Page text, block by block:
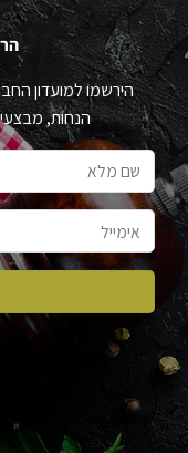
הירשמו למועדון
הנחות,